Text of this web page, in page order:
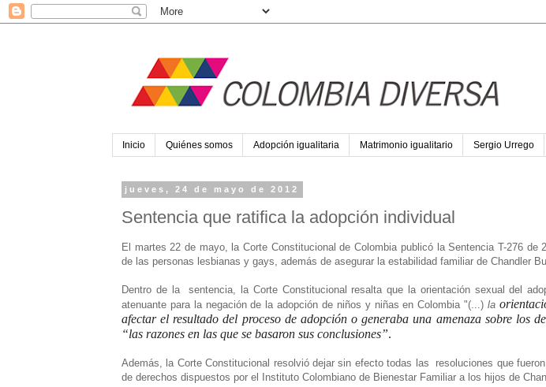
Inicio Quiénes somos Adopción igualitaria Matrimonio igualitario Sergio Urrego
jueves, 24 de mayo de 2012
Sentencia que ratifica la adopción individual
El martes 22 de mayo, la Corte Constitucional de Colombia publicó la Sentencia T-276 de
de las personas lesbianas y gays, además de asegurar la estabilidad familiar de Chandler
Dentro de la sentencia, la Corte Constitucional resalta que la orientación sexual del
atenuante para la negación de la adopción de niños y niñas en Colombia "(...) la
afectar el resultado del proceso de adopción o generaba una amenaza sobre los
“las razones en las que se basaron sus conclusiones”.
Además, la Corte Constitucional resolvió dejar sin efecto todas las resoluciones que
de derechos dispuestos por el Instituto Colombiano de Bienestar Familiar a los hijos de